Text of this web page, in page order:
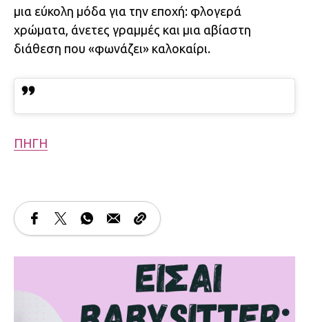
μια εύκολη μόδα για την εποχή: φλογερά
χρώματα, άνετες γραμμές και μια αβίαστη
διάθεση που «φωνάζει» καλοκαίρι.
ΠΗΓΗ